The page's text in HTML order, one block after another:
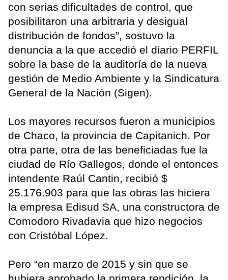
con serias dificultades de control, que
posibilitaron una arbitraria y desigual
distribución de fondos”, sostuvo la
denuncia a la que accedió el diario PERFIL
sobre la base de la auditoría de la nueva
gestión de Medio Ambiente y la Sindicatura
General de la Nación (Sigen).
Los mayores recursos fueron a municipios
de Chaco, la provincia de Capitanich. Por
otra parte, otra de las beneficiadas fue la
ciudad de Río Gallegos, donde el entonces
intendente Raúl Cantin, recibió $
25.176.903 para que las obras las hiciera
la empresa Edisud SA, una constructora de
Comodoro Rivadavia que hizo negocios
con Cristóbal López.
Pero “en marzo de 2015 y sin que se